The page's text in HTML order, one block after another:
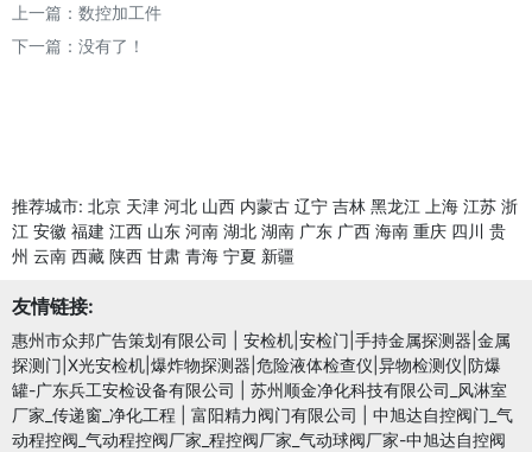
上一篇： 数控加工件
下一篇：没有了！
推荐城市: 北京 天津 河北 山西 内蒙古 辽宁 吉林 黑龙江 上海 江苏 浙
江 安徽 福建 江西 山东 河南 湖北 湖南 广东 广西 海南 重庆 四川 贵
州 云南 西藏 陕西 甘肃 青海 宁夏 新疆
友情链接:
惠州市众邦广告策划有限公司
安检机|安检门|手持金属探测器|金属
探测门|X光安检机|爆炸物探测器|危险液体检查仪|异物检测仪|防爆
罐-广东兵工安检设备有限公司
苏州顺金净化科技有限公司_风淋室
厂家_传递窗_净化工程
富阳精力阀门有限公司
中旭达自控阀门_气
动程控阀_气动程控阀厂家_程控阀厂家_气动球阀厂家-中旭达自控阀